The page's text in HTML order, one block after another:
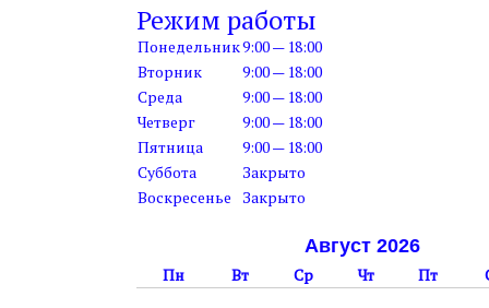
с
к
п
о
с
а
й
у
Режим работы
Понедельник9:00 — 18:00
Вторник
9:00 — 18:00
Среда
9:00 — 18:00
Четверг
9:00 — 18:00
Пятница
9:00 — 18:00
Суббота
Закрыто
Воскресенье
Закрыто
Август 2026
Пн Вт Ср Чт Пт